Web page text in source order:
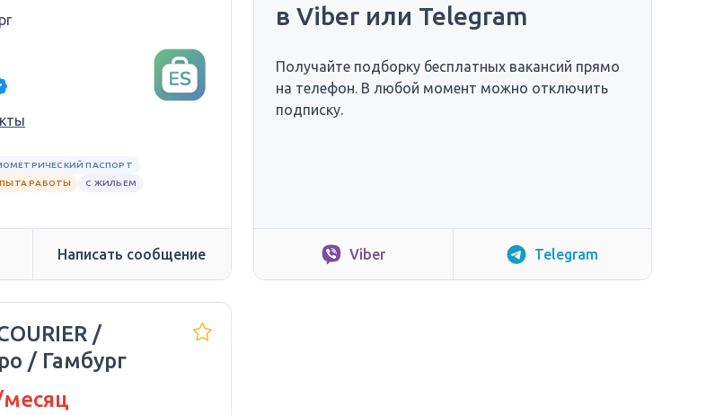
ПАСПОРТ
РАБОТЫ
С ЖИЛЬЕМ
Написать сообщение
в Viber или Telegram
Получайте подборку бесплатных вакансий прямо
на телефон. В любой момент можно отключить
подписку.
Viber Telegram
/
/ Гамбург
месяц